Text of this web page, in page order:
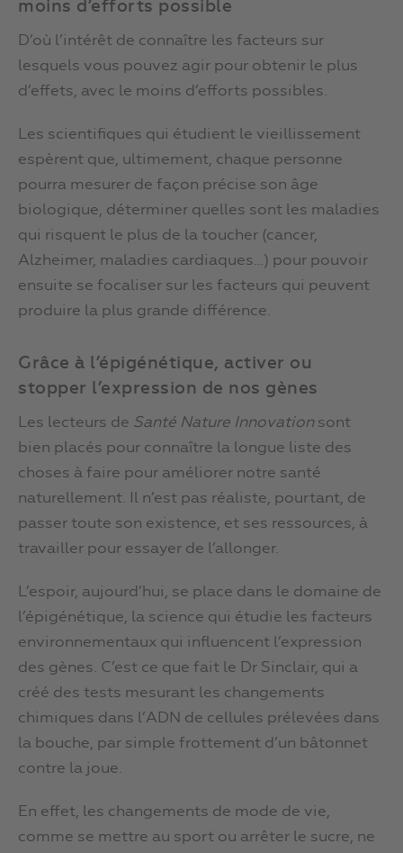
moins d’efforts possible
D’où l’intérêt de connaître les facteurs sur
lesquels vous pouvez agir pour obtenir le plus
d’effets, avec le moins d’efforts possibles.
Les scientifiques qui étudient le vieillissement
espèrent que, ultimement, chaque personne
pourra mesurer de façon précise son âge
biologique, déterminer quelles sont les maladies
qui risquent le plus de la toucher (cancer,
Alzheimer, maladies cardiaques…) pour pouvoir
ensuite se focaliser sur les facteurs qui peuvent
produire la plus grande différence.
Grâce à l’épigénétique, activer ou
stopper l’expression de nos gènes
Les lecteurs de Santé Nature Innovation sont
bien placés pour connaître la longue liste des
choses à faire pour améliorer notre santé
naturellement. Il n’est pas réaliste, pourtant, de
passer toute son existence, et ses ressources, à
travailler pour essayer de l’allonger.
L’espoir, aujourd’hui, se place dans le domaine de
l’épigénétique, la science qui étudie les facteurs
environnementaux qui influencent l’expression
des gènes. C’est ce que fait le Dr Sinclair, qui a
créé des tests mesurant les changements
chimiques dans l’ADN de cellules prélevées dans
la bouche, par simple frottement d’un bâtonnet
contre la joue.
En effet, les changements de mode de vie,
comme se mettre au sport ou arrêter le sucre, ne